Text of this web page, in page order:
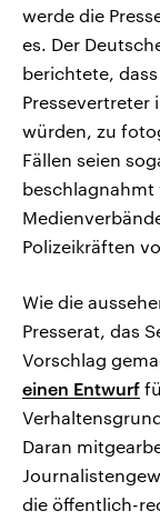
werde die
es. Der
berichtete,
Pressevertreter
würden, zu
Fällen seien
beschlagnahmt
Polizeikräften
Wie die
Presserat, das
Vorschlag
einen Entwurf
Daran
die öffentlich-